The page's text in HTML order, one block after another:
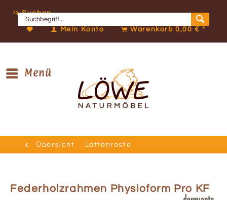
Suchen
Mein Konto Warenkorb0,00 € *
Menü
Übersicht Lattenroste
Federholzrahmen Physioform Pro KF